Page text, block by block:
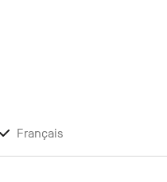
Français